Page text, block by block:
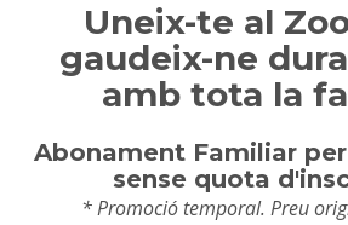
Uneix-te al
gaudeix-ne
amb tota la
Abonament Familiar
sense quota
* Promoció temporal. Preu